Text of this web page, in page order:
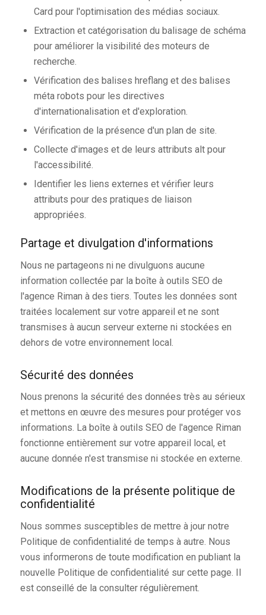
Card pour l'optimisation des médias sociaux.
Extraction et catégorisation du balisage de schéma
pour améliorer la visibilité des moteurs de
recherche.
Vérification des balises hreflang et des balises
méta robots pour les directives
d'internationalisation et d'exploration.
Vérification de la présence d'un plan de site.
Collecte d'images et de leurs attributs alt pour
l'accessibilité.
Identifier les liens externes et vérifier leurs
attributs pour des pratiques de liaison
appropriées.
Partage et divulgation d'informations
Nous ne partageons ni ne divulguons aucune
information collectée par la boîte à outils SEO de
l'agence Riman à des tiers. Toutes les données sont
traitées localement sur votre appareil et ne sont
transmises à aucun serveur externe ni stockées en
dehors de votre environnement local.
Sécurité des données
Nous prenons la sécurité des données très au sérieux
et mettons en œuvre des mesures pour protéger vos
informations. La boîte à outils SEO de l'agence Riman
fonctionne entièrement sur votre appareil local, et
aucune donnée n'est transmise ni stockée en externe.
Modifications de la présente politique de
confidentialité
Nous sommes susceptibles de mettre à jour notre
Politique de confidentialité de temps à autre. Nous
vous informerons de toute modification en publiant la
nouvelle Politique de confidentialité sur cette page. Il
est conseillé de la consulter régulièrement.